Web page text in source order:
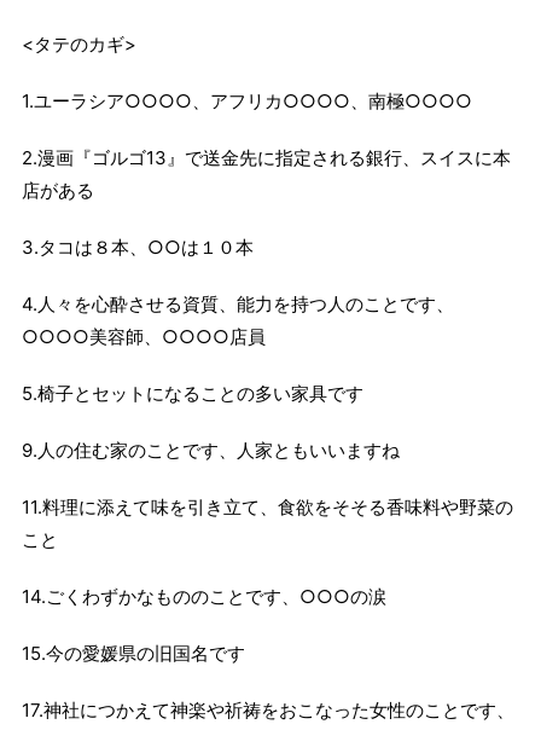
<タテのカギ>
1.ユーラシア○○○○、アフリカ○○○○、南極○○○○
2.漫画『ゴルゴ13』で送金先に指定される銀行、スイスに本
店がある
3.タコは８本、○○は１０本
4.人々を心酔させる資質、能力を持つ人のことです、
○○○○美容師、○○○○店員
5.椅子とセットになることの多い家具です
9.人の住む家のことです、人家ともいいますね
11.料理に添えて味を引き立て、食欲をそそる香味料や野菜の
こと
14.ごくわずかなもののことです、○○○の涙
15.今の愛媛県の旧国名です
17.神社につかえて神楽や祈祷をおこなった女性のことです、